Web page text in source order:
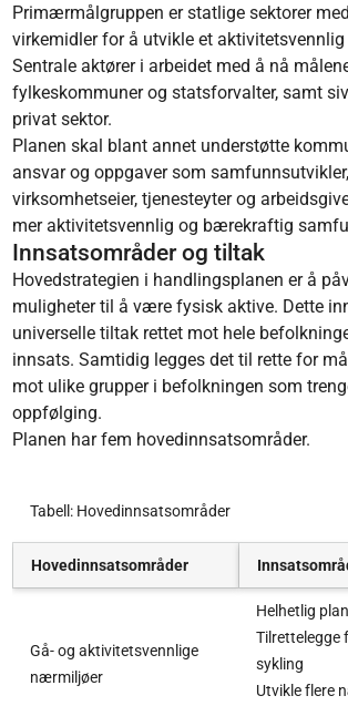
Primærmålgruppen er statlige sektorer
virkemidler for å utvikle et
Sentrale aktører i arbeidet med å nå
fylkeskommuner og statsforvalter, samt
privat sektor.
Planen skal blant annet understøtte
ansvar og oppgaver som
virksomhetseier, tjenesteyter og
mer aktivitetsvennlig og bærekraftig
Innsatsområder og tiltak
Hovedstrategien i handlingsplanen er å
muligheter til å være fysisk aktive. Dette
universelle tiltak rettet mot hele
innsats. Samtidig legges det til rette for
mot ulike grupper i befolkningen som
oppfølging.
Planen har fem hovedinnsatsområder.
Tabell: Hovedinnsatsområder
Hovedinnsatsområder
Gå- og aktivitetsvennlige
nærmiljøer
Helhetlig
Tilrettelegge
sykling
Utvikle flere